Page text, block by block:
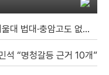
법대·충암고도 없애나”
석 “명청갈등 근거 10개”